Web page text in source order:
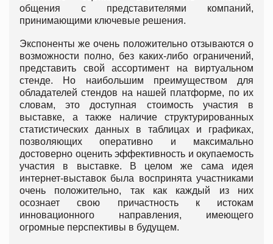
общения с представителями компаний,
принимающими ключевые решения.
Экспоненты же очень положительно отзываются о
возможности полно, без каких-либо ограничений,
представить свой ассортимент на виртуальном
стенде. Но наибольшим преимуществом для
обладателей стендов на нашей платформе, по их
словам, это доступная стоимость участия в
выставке, а также наличие структурированных
статистических данных в таблицах и графиках,
позволяющих оперативно и максимально
достоверно оценить эффективность и окупаемость
участия в выставке. В целом же сама идея
интернет-выставок была воспринята участниками
очень положительно, так как каждый из них
осознает свою причастность к истокам
инновационного направления, имеющего
огромные перспективы в будущем.